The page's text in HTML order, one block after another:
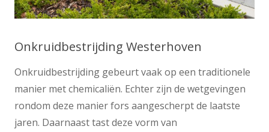
Onkruidbestrijding Westerhoven
Onkruidbestrijding gebeurt vaak op een traditionele
manier met chemicaliën. Echter zijn de wetgevingen
rondom deze manier fors aangescherpt de laatste
jaren. Daarnaast tast deze vorm van